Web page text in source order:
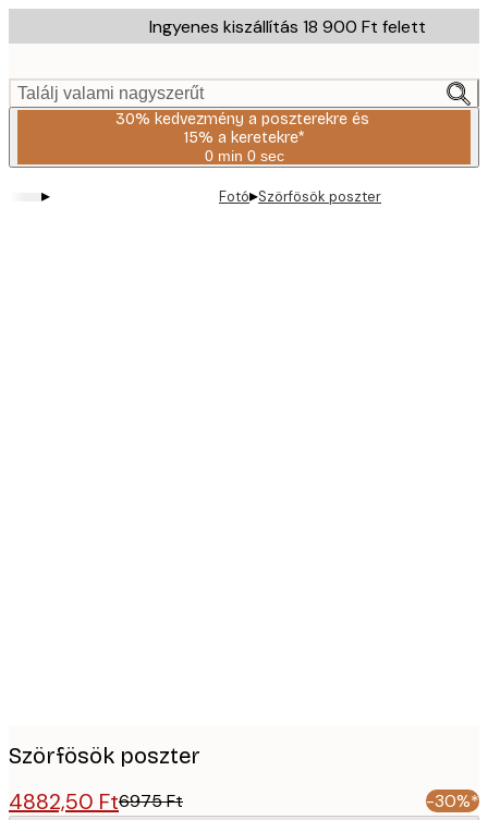
to
content.
Ingyenes kiszállítás 18 900 Ft felett
Találj valami nagyszerűt
30% kedvezmény a poszterekre és
15% a keretekre*
0 min 0 sec
Érvényes:
08-
▸ Fotó▸Szörfösök poszter
Szörfösök poszter
4882,50 Ft6975 Ft -30%*